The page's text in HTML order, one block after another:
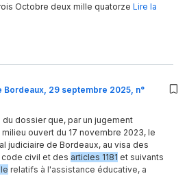
Octobre deux mille quatorze Lire la
Bordeaux, 29 septembre 2025, n°
dossier que, par un jugement
ouvert du 17 novembre 2023, le
judiciaire de Bordeaux, au visa des
civil et des articles 1181 et suivants
relatifs à l'assistance éducative, a